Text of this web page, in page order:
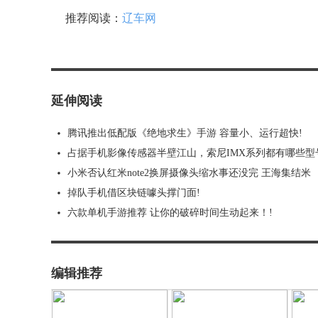
推荐阅读： 辽车网
延伸阅读
腾讯推出低配版《绝地求生》手游 容量小、运行超快!
占据手机影像传感器半壁江山，索尼IMX系列都有哪些型
小米否认红米note2换屏摄像头缩水事还没完 王海集结米
掉队手机借区块链噱头撑门面!
六款单机手游推荐 让你的破碎时间生动起来！!
编辑推荐